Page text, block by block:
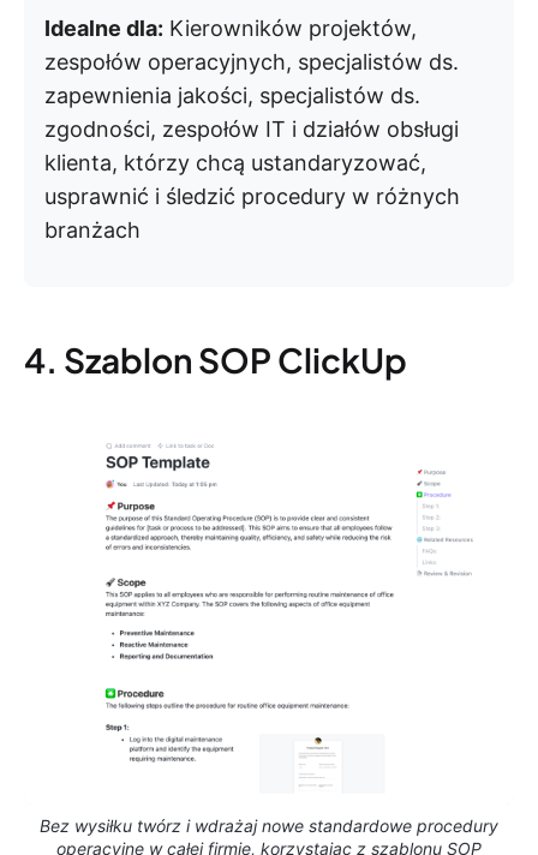
Idealne dla: Kierowników projektów,
zespołów operacyjnych, specjalistów ds.
zapewnienia jakości, specjalistów ds.
zgodności, zespołów IT i działów obsługi
klienta, którzy chcą ustandaryzować,
usprawnić i śledzić procedury w różnych
branżach
4. Szablon SOP ClickUp
Bez wysiłku twórz i wdrażaj nowe standardowe procedury
operacyjne w całej firmie, korzystając z szablonu SOP